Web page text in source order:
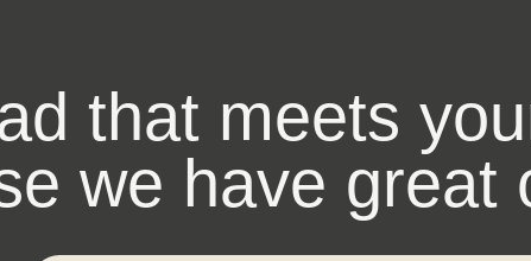
that meets
we have great